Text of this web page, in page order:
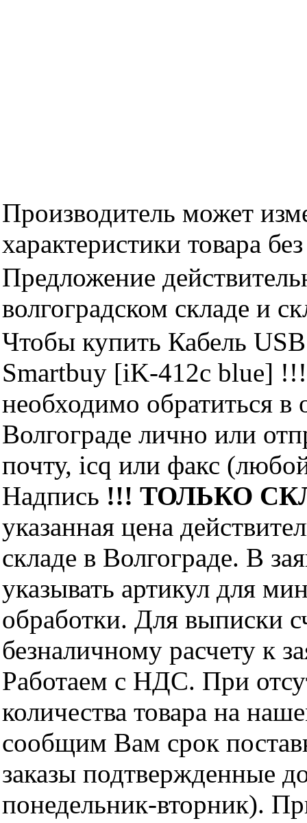
Производитель может
характеристики товара
Предложение
волгоградском складе и
Чтобы купить Кабель
Smartbuy [iK-412c
необходимо
Волгограде лично или
почту, icq или факс
Надпись !!! ТОЛЬКО
указанная цена
складе в Волгограде. В
указывать артикул для
обработки. Для выписки
безналичному расчету к
Работаем с НДС. При
количества товара на
сообщим Вам срок
заказы подтвержденные
понедельник-вторник).